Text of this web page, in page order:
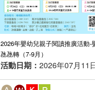
2026年嬰幼兒親子閱讀推廣活動-
氹氹轉（7-9月）
活動日期： 2026年07月11